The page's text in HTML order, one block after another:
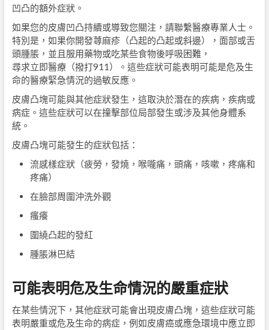
凹凸的額外症狀。
如果您的皮膚凹凸持續或導致您關注，請聯繫醫療專業人士。
特別是，如果你開發蕁麻疹（凸起的凸起或斜邊），面部或舌
頭腫脹，並且服用藥物或吃某些食物後呼吸困難，
尋求立即醫療（撥打911）。這些症狀可能表明可能是危及生
命的醫療緊急情況的過敏反應。
皮膚凸塊可能與其他症狀發生，這取決於潛在的疾病，疾病或
病症。這些症狀可以在撞擊部位局部發生或涉及其他身體系
統。
皮膚凸塊可能發生的症狀包括：
流感樣症狀（疲勞，發燒，喉嚨痛，頭痛，咳嗽，疼痛和
疼痛）
在臉部周圍沖洗外觀
瘙癢
圍繞凸起的發紅
腫脹淋巴結
可能表明危及生命情況的嚴重症狀
在某些情況下，其他症狀可能會出現皮膚凸塊，這些症狀可能
表明嚴重或危及生命的病症，例如皮膚癌或應急環境中應立即